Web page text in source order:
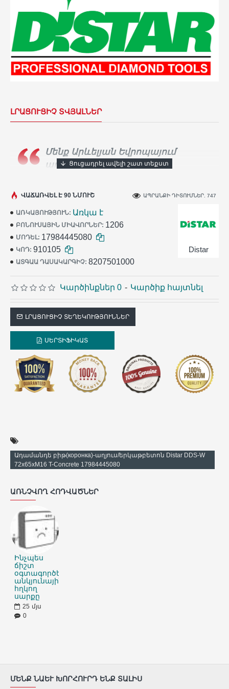
ԼՐԱՑՈՒՑԻՉ ՏՎՅԱԼՆԵՐ
Մենք Արևելյան Եվրոպայում
ադամանդե գործիքների
հազարավոր արհեստավորներ ամեն օր
աշխատանքում:
ԱՌԿԱՅՈՒԹՅՈՒՆ: Առկա է
ԲՈՆՈՒՍԱՅԻՆ ՄԻԱՎՈՐՆԵՐ: 1206
ՄՈԴԵԼ: 17984445080
ԿՈԴ: 910105
ԱՏԳԱԱ ԴԱՍԱԿԱՐԳԻՉ: 8207501000
Distar
ՎԱՃԱՌՎԵԼ Է 90 ՆՄՈՒՇ ԱՊՐԱՆՔԻ ԴԻՏՈՒՄՆԵՐ. 747
Կարծինքներ 0 - Կարծիք հայտնել
ԼՐԱՑՈՒՑԻՉ ՏԵՂԵԿՈՒԹՅՈՒՆՆԵՐ
ՍԵՐՏԻՖԻԿԱՏ
Ադամանդե բիթ(коронка)-աղյուս/երկաթբետոն Distar DDS-W
72x65xМ16 T-Concrete 17984445080
ԱՌՆՉՎՈՂ ՀՈԴՎԱԾՆԵՐ
Ինչպես
ճիշտ
օգտագործել
անկյունային
հղկող
սարքը
25 մյս
0
ՄԵՆՔ ՆԱԵՒ ԽՈՐՀՈՒՐԴ ԵՆՔ ՏԱԼԻՍ